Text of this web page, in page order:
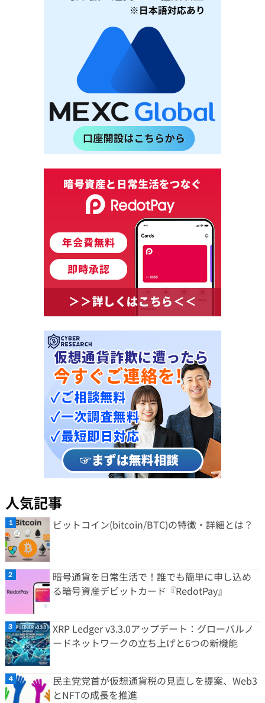
人気記事
ビットコイン(bitcoin/BTC)の特徴・詳細とは？
暗号通貨を日常生活で！誰でも簡単に申し込め
る暗号資産デビットカード『RedotPay』
XRP Ledger v3.3.0アップデート：グローバルノ
ードネットワークの立ち上げと6つの新機能
民主党党首が仮想通貨税の見直しを提案、Web3
とNFTの成長を推進